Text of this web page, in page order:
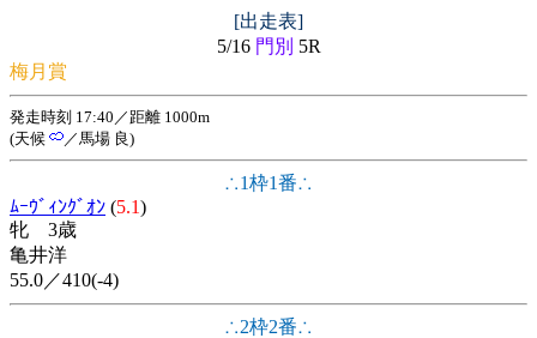
[出走表]
5/16 門別 5R
梅月賞
発走時刻 17:40／距離 1000m
(天候
／馬場 良)
∴1枠1番∴
ﾑｰｳﾞｨﾝｸﾞｵﾝ (5.1)
牝 3歳
亀井洋
55.0／410(-4)
∴2枠2番∴